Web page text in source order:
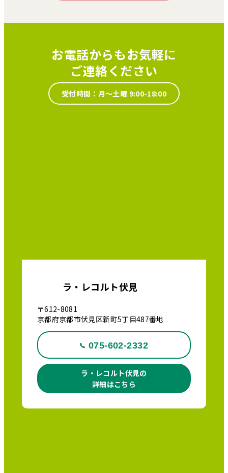
お電話からもお気軽に
ご連絡ください
受付時間：月～土曜 9:00-18:00
ラ・レコルト伏見
〒612-8081
京都府京都市伏見区新町5丁目487番地
075-602-2332
ラ・レコルト伏見の
詳細はこちら